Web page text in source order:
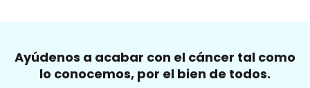
Ayúdenos a acabar con el cáncer tal como
lo conocemos, por el bien de todos.